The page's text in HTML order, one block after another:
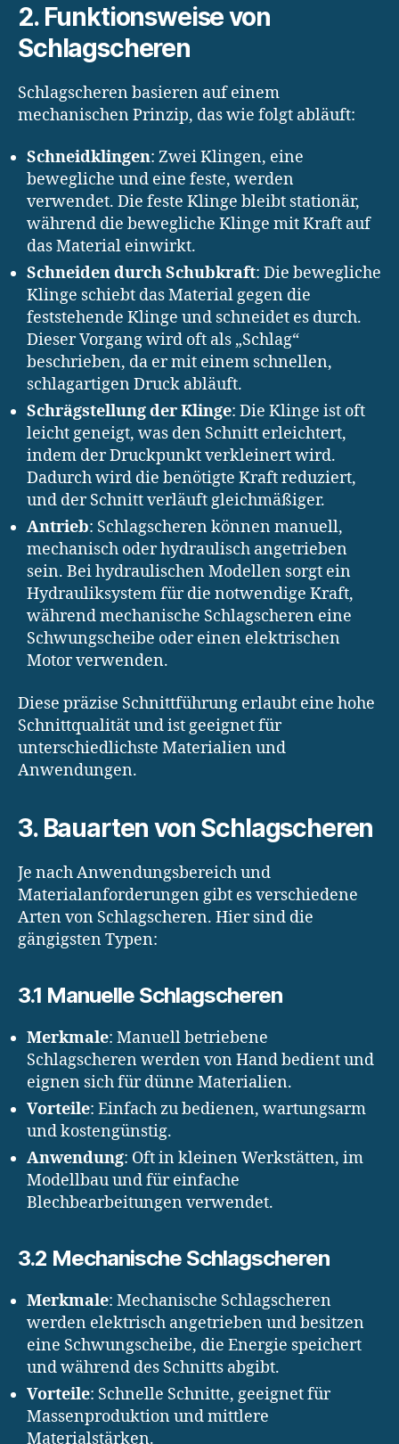
2. Funktionsweise von
Schlagscheren
Schlagscheren basieren auf einem
mechanischen Prinzip, das wie folgt abläuft:
Schneidklingen: Zwei Klingen, eine
bewegliche und eine feste, werden
verwendet. Die feste Klinge bleibt stationär,
während die bewegliche Klinge mit Kraft auf
das Material einwirkt.
Schneiden durch Schubkraft: Die bewegliche
Klinge schiebt das Material gegen die
feststehende Klinge und schneidet es durch.
Dieser Vorgang wird oft als „Schlag“
beschrieben, da er mit einem schnellen,
schlagartigen Druck abläuft.
Schrägstellung der Klinge: Die Klinge ist oft
leicht geneigt, was den Schnitt erleichtert,
indem der Druckpunkt verkleinert wird.
Dadurch wird die benötigte Kraft reduziert,
und der Schnitt verläuft gleichmäßiger.
Antrieb: Schlagscheren können manuell,
mechanisch oder hydraulisch angetrieben
sein. Bei hydraulischen Modellen sorgt ein
Hydrauliksystem für die notwendige Kraft,
während mechanische Schlagscheren eine
Schwungscheibe oder einen elektrischen
Motor verwenden.
Diese präzise Schnittführung erlaubt eine hohe
Schnittqualität und ist geeignet für
unterschiedlichste Materialien und
Anwendungen.
3. Bauarten von Schlagscheren
Je nach Anwendungsbereich und
Materialanforderungen gibt es verschiedene
Arten von Schlagscheren. Hier sind die
gängigsten Typen:
3.1 Manuelle Schlagscheren
Merkmale: Manuell betriebene
Schlagscheren werden von Hand bedient und
eignen sich für dünne Materialien.
Vorteile: Einfach zu bedienen, wartungsarm
und kostengünstig.
Anwendung: Oft in kleinen Werkstätten, im
Modellbau und für einfache
Blechbearbeitungen verwendet.
3.2 Mechanische Schlagscheren
Merkmale: Mechanische Schlagscheren
werden elektrisch angetrieben und besitzen
eine Schwungscheibe, die Energie speichert
und während des Schnitts abgibt.
Vorteile: Schnelle Schnitte, geeignet für
Massenproduktion und mittlere
Materialstärken.